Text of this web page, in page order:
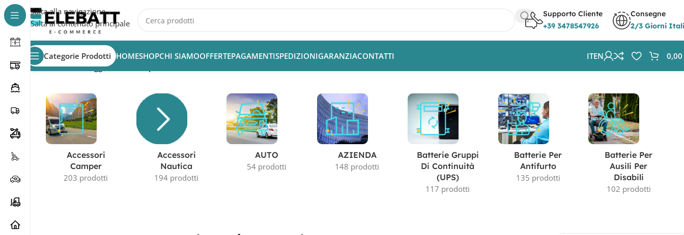
Salta alla navigazione
Salta al contenuto principale
Supporto Cliente
+39 3478547926
Consegne
2/3 Giorni
Categorie Prodotti HOMESHOPCHI SIAMOOFFERTEPAGAMENTISPEDIZIONIGARANZIACONTATTI ITEN
0,00
Home/Prodotti taggati “batteria per muletto 12v”
Accessori
Camper
203 prodotti
Accessori
Nautica
194 prodotti
AUTO
54 prodotti
AZIENDA
148 prodotti
Batterie Gruppi
Di Continuità
(UPS)
117 prodotti
Batterie Per
Antifurto
135 prodotti
Batterie Per
Ausili Per
Disabili
102 prodotti